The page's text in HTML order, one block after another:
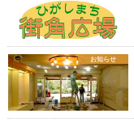
お知らせ